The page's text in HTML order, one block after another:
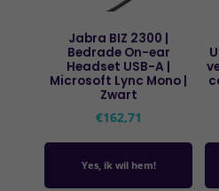
Jabra BIZ 2300 |
Bedrade On-ear
Headset USB-A |
Microsoft Lync Mono |
Zwart
€162,71
Yes, ik wil hem!